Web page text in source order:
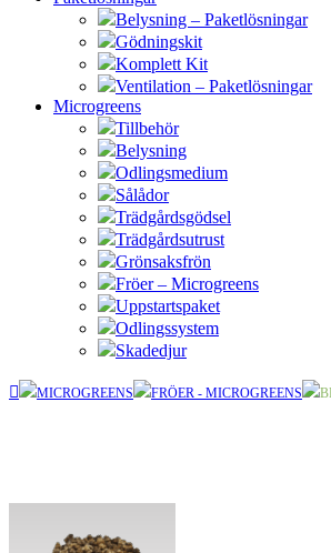
Belysning – Paketlösningar
Gödningskit
Komplett Kit
Ventilation – Paketlösningar
Microgreens
Tillbehör
Belysning
Odlingsmedium
Sålådor
Trädgårdsgödsel
Trädgårdsutrust
Grönsaksfrön
Fröer – Microgreens
Uppstartspaket
Odlingssystem
Skadedjur
MICROGREENS FRÖER - MICROGREENS